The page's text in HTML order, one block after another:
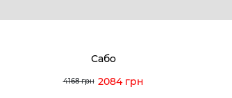
Сабо
4168 грн 2084 грн